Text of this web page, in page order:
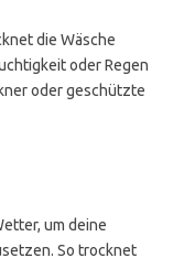
die Wäsche
oder Regen
oder geschützte
um deine
So trocknet